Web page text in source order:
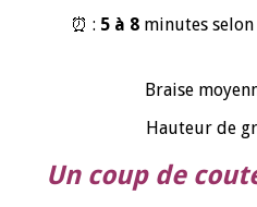
⏰ : 5 à 8minutes selon
Braise
Hauteur de
Un coup de